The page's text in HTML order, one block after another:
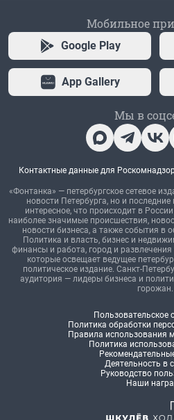
Мобильное
Google Play
App Gallery
Мы в
Контактные данные для
«Фонтанка» — петербургское сетевое
новости Петербурга, но и
интересное, что происходит в
наиболее значимые происшествия,
новости бизнеса, а также события в
Политика и власть, бизнес и
финансы и работа, город и
которые освещает ведущее
политическое издание. Санкт-
аудитория — лидеры бизнеса и
горожан.
Пользовательское
Политика обработки
Правила использования
Политика
Деятельность в
Руководство
Наши